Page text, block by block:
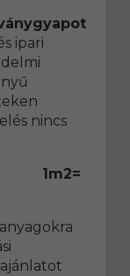
ipari
nincs
1m2=